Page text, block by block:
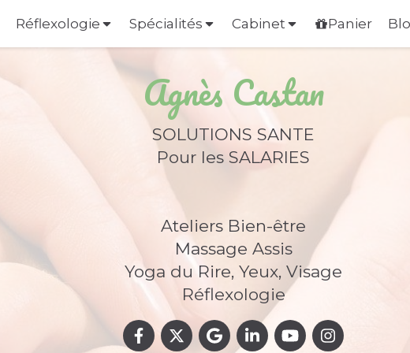
Réflexologie Spécialités Cabinet Panier
Agnès Castan
SOLUTIONS SANTE
Pour les SALARIES
Ateliers Bien-être
Massage Assis
Yoga du Rire, Yeux, Visage
Réflexologie